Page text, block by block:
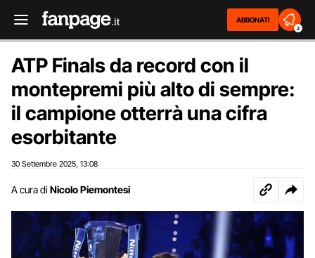
ABBONATI
2
ATP Finals da record con il
montepremi più alto di sempre:
il campione otterrà una cifra
esorbitante
30 Settembre 2025 13:08
A cura di Nicolo Piemontesi